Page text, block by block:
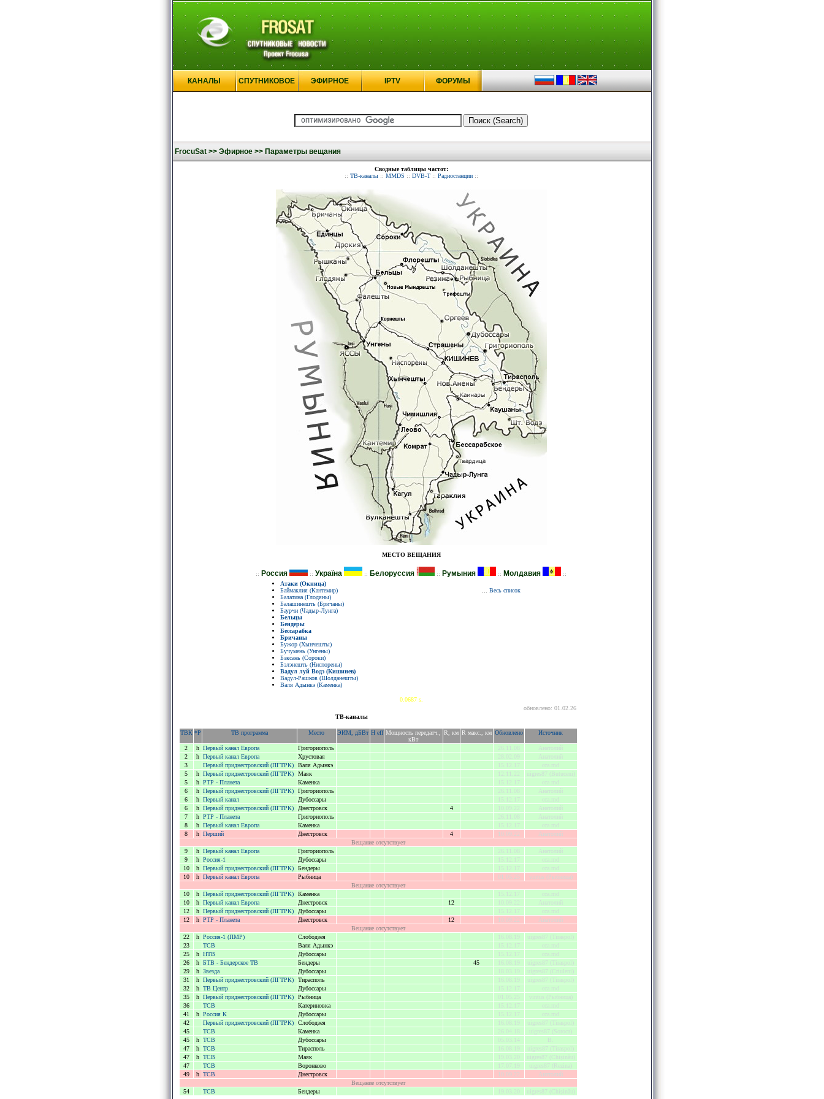
КАНАЛЫ СПУТНИКОВОЕ ЭФИРНОЕ IPTV ФОРУМЫ
FrocuSat >> Эфирное >> Параметры вещания
Сводные таблицы частот:
:: ТВ-каналы :: MMDS :: DVB-T :: Радиостанции ::
МЕСТО ВЕЩАНИЯ
:: Россия :: Україна :: Белоруссия :: Румыния :: Молдавия
::
Атаки (Окница)
Баймаклия (Кантемир)
Балатина (Глодяны)
Балашинешть (Бричаны)
Баурчи (Чадыр-Лунга)
Бельцы
Бендеры
Бессарабка
Бричаны
Бужор (Хынчешты)
Бучумень (Унгены)
Бэксань (Сороки)
Бэлэнешть (Ниспорены)
Вадул луй Водэ (Кишинев)
Вадул-Рашков (Шолданешты)
Валя Адынкэ (Каменка)
Весь список
0.0687 s.
обновлено: 01.02.26
ТВ-каналы
ТВК *P ТВ программа Место ЭИМ, дБВт H eff Мощность передатч.,
кВт
R, км R макс., км Обновлено Источник
2 h Первый канал Европа Григориополь 26.11.08
Анатолий
2
h Первый канал Европа Хрустовая 28.02.09
Анатолий
3
Первый приднестровский (ПГТРК) Валя Адынкэ 15.12.17
cca.md
5
h Первый приднестровский (ПГТРК) Маяк 12.11.22
uigres87 (Butuceni)
5
h РТР - Планета Каменка 15.12.17
cca.md
6
h Первый приднестровский (ПГТРК) Григориополь 26.11.08
Анатолий
6
h Первый канал Дубоссары 15.12.17
cca.md
6
h Первый приднестровский (ПГТРК) Днестровск 4 10.09.22
Анатолий
7
h РТР - Планета Григориополь 26.11.08
Анатолий
8
h Первый канал Европа Каменка 15.12.17
cca.md
8
h Перший Днестровск 4 10.09.22
Анатолий
Вещание отсутствует
9
h Первый канал Европа Григориополь 26.11.08
Анатолий
9
h Россия-1 Дубоссары 15.12.17
cca.md
10
h Первый приднестровский (ПГТРК) Бендеры 15.12.17
cca.md
10
h Первый канал Европа Рыбница 01.05.25
vintus (Рыбница)
Вещание отсутствует
10
h Первый приднестровский (ПГТРК) Каменка 15.12.17
cca.md
10
h Первый канал Европа Днестровск 12 10.09.22
Анатолий
12
h Первый приднестровский (ПГТРК) Дубоссары 15.12.17
cca.md
12
h РТР - Планета Днестровск 12 10.09.22
Анатолий
Вещание отсутствует
22
h Россия-1 (ПМР) Слободзея 16.08.19
uigres87 (Tiraspol)
23
ТСВ Валя Адынкэ 15.12.17
cca.md
25
h НТВ Дубоссары 15.12.17
cca.md
26
h БТВ - Бендерское ТВ Бендеры 45 16.08.19
uigres87 (Tiraspol)
29
h Звезда Дубоссары 18.03.19
uigres87 (Criuleni)
31
h Первый приднестровский (ПГТРК) Тирасполь 16.08.19
uigres87 (Tiraspol)
32
h ТВ Центр Дубоссары 15.12.17
cca.md
35
h Первый приднестровский (ПГТРК) Рыбница 01.05.25
vintus (Рыбница)
36
ТСВ Катериновка 15.12.17
cca.md
41
h Россия К Дубоссары 15.12.17
cca.md
42
Первый приднестровский (ПГТРК) Слободзея 16.08.19
uigres87 (Tiraspol)
45
ТСВ Каменка 26.04.18
uigres87 (Soroca)
45
h ТСВ Дубоссары 05.03.14
В.
47
h ТСВ Тирасполь 16.08.19
uigres87 (Tiraspol)
47
h ТСВ Маяк 19.03.20
uigres87 (Chișinău)
47
ТСВ Воронково 17.07.19
uigres87 (Rezina)
49
h ТСВ Днестровск 10.09.22
Анатолий
Вещание отсутствует
54
ТСВ Бендеры 19.03.20 uigres87 (Chișinău)